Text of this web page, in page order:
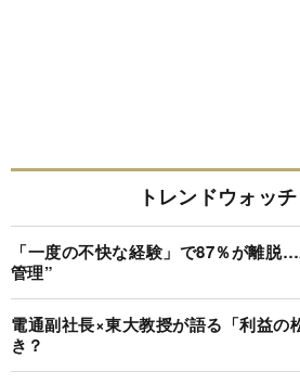
トレンドウォッチ
「一度の不快な経験」で87％が離
管理”
電通副社長×東大教授が語る「利益の
き？